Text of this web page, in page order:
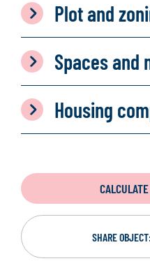
Plot and
Spaces and
Housing
SHARE OBJECT: